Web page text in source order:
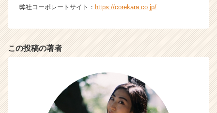
弊社コーポレートサイト： https://corekara.co.jp/
この投稿の著者